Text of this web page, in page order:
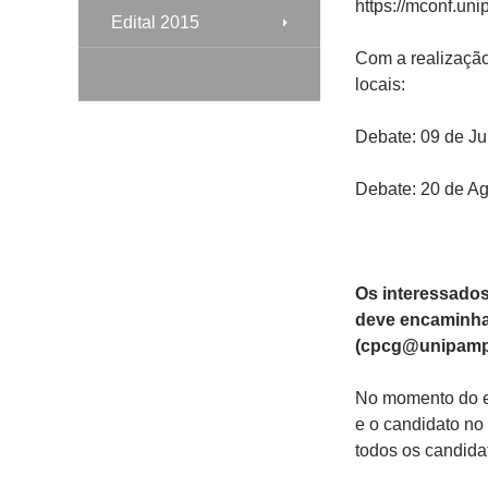
https://
Com a
locais:
Debate: 09 de
Debate: 20 de
Os
deve
No momento do
e o candidato
todos os
Edital 2015